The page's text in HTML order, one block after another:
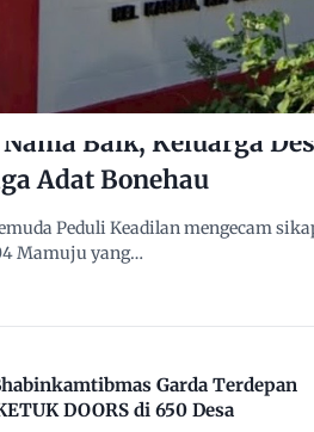
Baik, Keluarga
Adat Bonehau
Peduli Keadilan mengecam
Mamuju yang…
Garda Terdepan
DOORS di 650 Desa